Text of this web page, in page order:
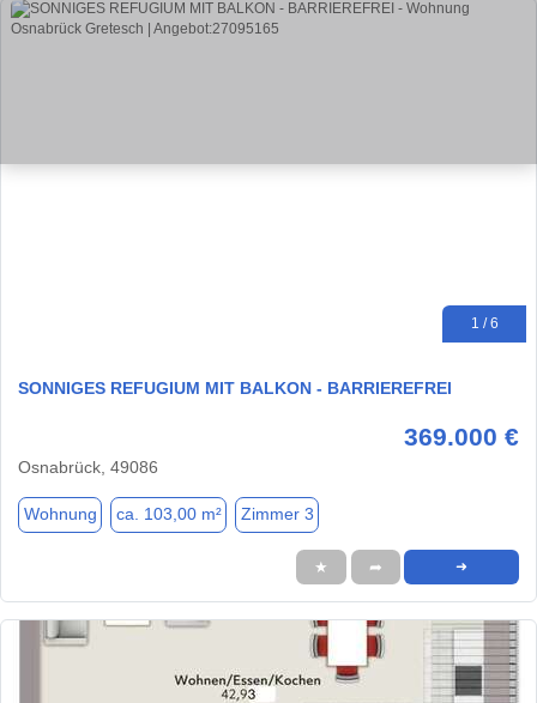
1 / 6
SONNIGES REFUGIUM MIT BALKON - BARRIEREFREI
369.000 €
Osnabrück, 49086
Wohnung ca. 103,00 m² Zimmer 3
★ ➦ ➜